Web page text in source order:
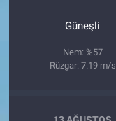
Güneşli
Nem: %57
Rüzgar: 7.19 m/s